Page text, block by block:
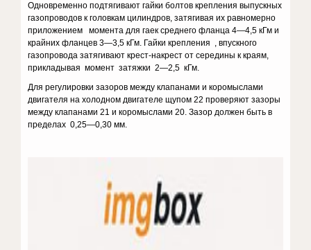
Одновременно подтягивают гайки болтов крепления выпускных
газопроводов к головкам цилиндров, затягивая их равномерно
приложением момента для гаек среднего фланца 4—4,5 кГм и
крайних фланцев 3—3,5 кГм. Гайки крепления , впускного
газопровода затягивают крест-накрест от середины к краям,
прикладывая момент затяжки 2—2,5 кГм.
Для регулировки зазоров между клапанами и коромыслами
двигателя на холодном двигателе щупом 22 проверяют зазоры
между клапанами 21 и коромыслами 20. Зазор должен быть в
пределах 0,25—0,30 мм.